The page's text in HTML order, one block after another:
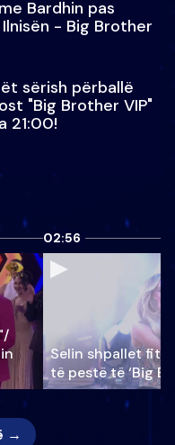
Bardhin pas
- Big Brother
sërish përballë
"Big Brother VIP"
21:00!
02:56
Selin shpallet
të pestë të ‘Big
→